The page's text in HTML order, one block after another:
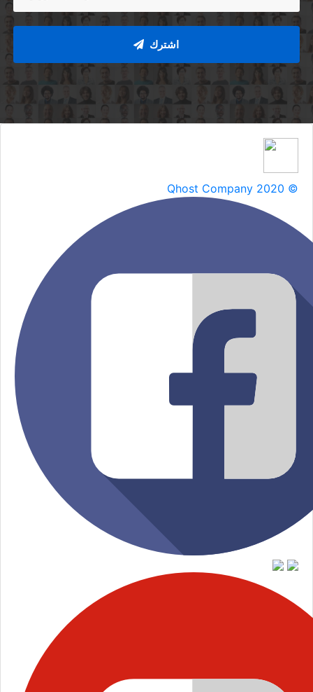
اشترك
Qhost Company 2020 ©